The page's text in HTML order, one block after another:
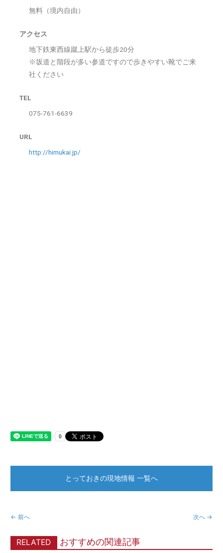
無料（境内自由）
アクセス
地下鉄東西線蹴上駅から徒歩20分
※坂道と階段が多い参道ですので歩きやすい靴でご来
社ください
TEL
075-761-6639
URL
http://himukai.jp/
← 前へ 次へ →
とっておきの現地情報 一覧へ
RELATED おすすめの関連記事